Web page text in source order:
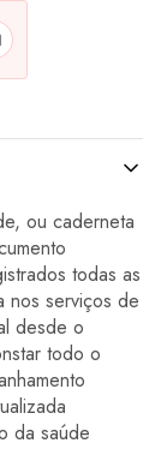
ou caderneta
todas as
nos serviços de
desde o
todo o
da saúde